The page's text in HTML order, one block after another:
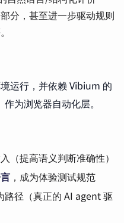
分，甚至进一步驱动规则
运行，并依赖 Vibium 的
为浏览器自动化层。
（提高语义判断准确性）
，成为体验测试规范
路径（真正的 AI agent 驱